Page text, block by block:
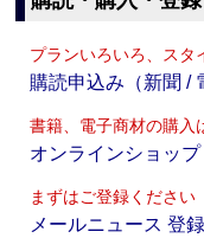
プランいろいろ、スタ
購読申込み（新聞 /
書籍、電子商材の購入
オンラインショップ
まずはご登録ください
メールニュース 登